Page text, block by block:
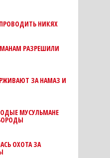
НИКЯХ
РАЗРЕШИЛИ
ЗА НАМАЗ И
МУСУЛЬМАНЕ
ОХОТА ЗА